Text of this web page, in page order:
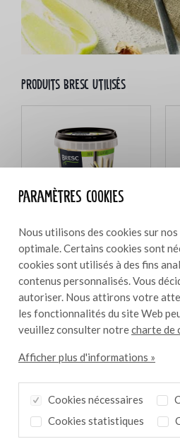
Paramètres cookies
Nous utilisons des cookies sur
optimale. Certains cookies sont
cookies sont utilisés à des fins
contenus personnalisés. Vous
autoriser. Nous attirons votre
les fonctionnalités du site Web
veuillez consulter notrecharte de
Afficher plus d'informations »
Cookies nécessaires
Cookies statistiques
Produits Bresc utilisés
Bresc Purée de citronnelle
Ingrédients
15 g de sambal badjak
30 g de purée de
20 g de purée de